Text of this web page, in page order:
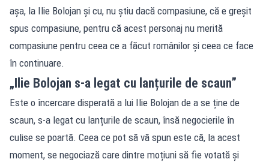
așa, la Ilie Bolojan și cu, nu știu dacă compasiune, că e greșit
spus compasiune, pentru că acest personaj nu merită
compasiune pentru ceea ce a făcut românilor și ceea ce face
în continuare.
„Ilie Bolojan s-a legat cu lanțurile de scaun”
Este o încercare disperată a lui Ilie Bolojan de a se ține de
scaun, s-a legat cu lanțurile de scaun, însă negocierile în
culise se poartă. Ceea ce pot să vă spun este că, la acest
moment, se negociază care dintre moțiuni să fie votată și